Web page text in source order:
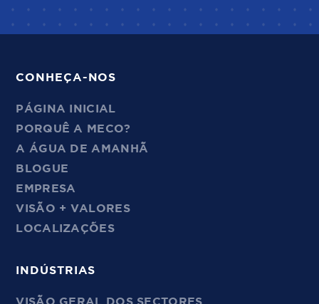
CONHEÇA-NOS
PÁGINA INICIAL
PORQUÊ A MECO?
A ÁGUA DE AMANHÃ
BLOGUE
EMPRESA
VISÃO + VALORES
LOCALIZAÇÕES
INDÚSTRIAS